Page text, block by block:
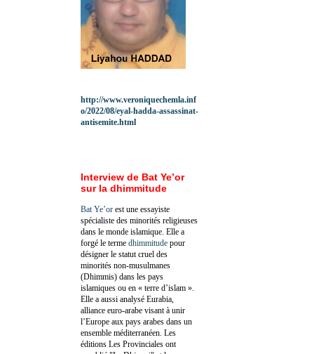
http://www.veroniquechemla.inf
o/2022/08/eyal-hadda-assassinat-
antisemite.html
Interview de Bat Ye’or
sur la dhimmitude
Bat Ye’or est une essayiste
spécialiste des minorités religieuses
dans le monde islamique. Elle a
forgé le terme dhimmitude pour
désigner le statut cruel des
minorités non-musulmanes
(Dhimmis) dans les pays
islamiques ou en « terre d’islam ».
Elle a aussi analysé Eurabia,
alliance euro-arabe visant à unir
l’Europe aux pays arabes dans un
ensemble méditerranéen. Les
éditions Les Provinciales ont